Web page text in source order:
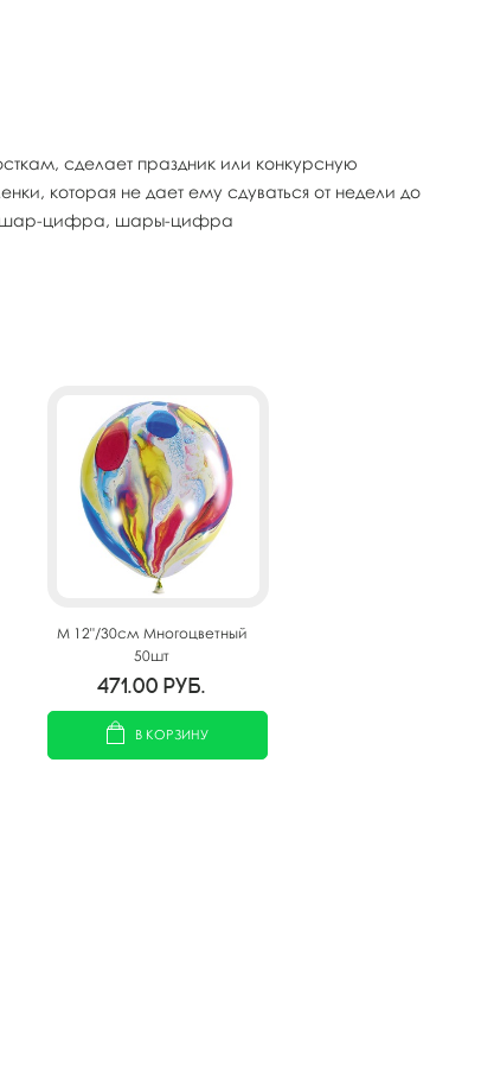
сделает праздник или конкурсную
которая не дает ему сдуваться от недели до
шар-цифра, шары-цифра
M 12"/30см Многоцветный
50шт
471.00 руб.
В КОРЗИНУ